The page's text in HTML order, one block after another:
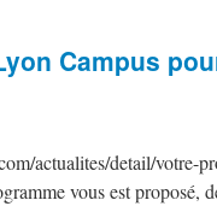
Campus
actualites/detail/votre-
vous est proposé,